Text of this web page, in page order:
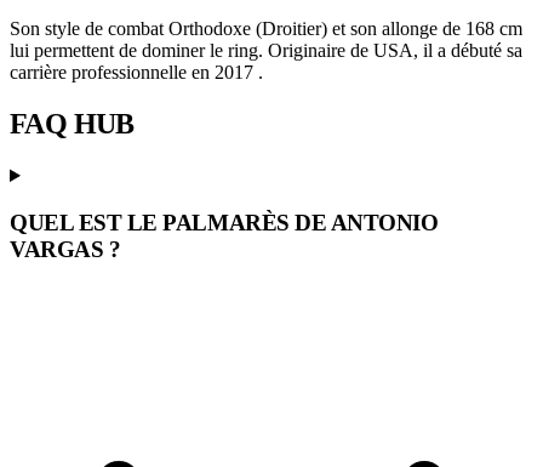
Son style de combat Orthodoxe (Droitier) et son allonge de 168 cm
lui permettent de dominer le ring. Originaire de USA, il a débuté sa
carrière professionnelle en 2017 .
FAQ HUB
QUEL EST LE PALMARÈS DE ANTONIO
VARGAS ?